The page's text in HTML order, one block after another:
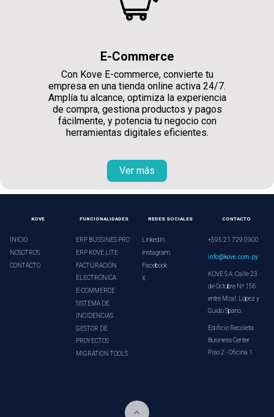
E-Commerce
Con Kove E-commerce, convierte tu
empresa en una tienda online activa 24/7.
Amplía tu alcance, optimiza la experiencia
de compra, gestiona productos y pagos
fácilmente, y potencia tu negocio con
herramientas digitales eficientes.
Ver más
KOVE
INICIO
NOSOTROS
CONTACTO
FUNCIONALIDADES
ERP BUSSINES PRO
ERP KOVE LITE
FACTURACIÓN
ELECTRÓNICA
E-COMMERCE
SISTEMA DE
INCIDENCIAS
GESTOR DE
PROYECTOS
MIGRATION TOOLS
REDES SOCIALES
LinkedIn
Instagram
Facebook
X
CONTACTO
+595 21 729 0900
info@kove.com.py
KOVE S.A. Calle 23
de Octubre Nº 156
entre Mcal. López y
Guido Spano.
Edificio Recoleta
Business Center
Piso 2 - Oficina 1